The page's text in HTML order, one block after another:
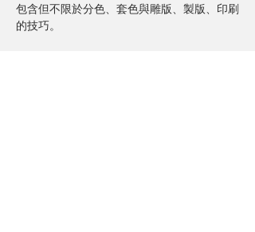
包含但不限於分色、套色與雕版、製版、印刷
的技巧。